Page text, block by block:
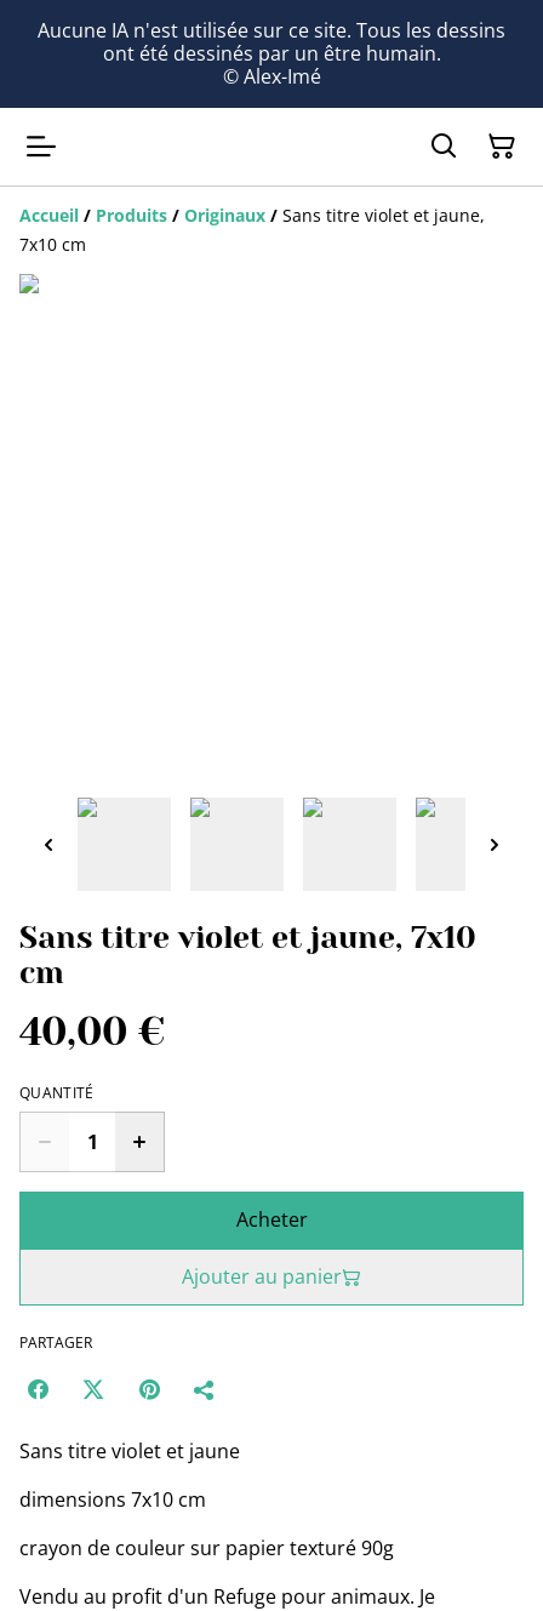
Aucune IA n'est utilisée sur ce site. Tous les dessins
ont été dessinés par un être humain.
© Alex-Imé
Accueil / Produits / Originaux / Sans titre violet et jaune,
7x10 cm
Sans titre violet et jaune, 7x10
cm
40,00 €
QUANTITÉ
Acheter
Ajouter au panier
PARTAGER
Sans titre violet et jaune
dimensions 7x10 cm
crayon de couleur sur papier texturé 90g
Vendu au profit d'un Refuge pour animaux. Je